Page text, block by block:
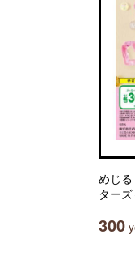
めじ
ター
300